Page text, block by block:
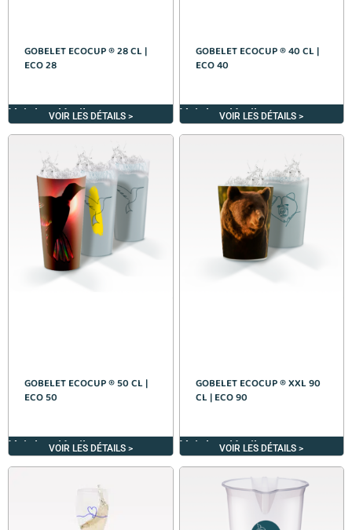
GOBELET ECOCUP ® 28 CL |
ECO 28
VOIR LES DÉTAILS >
Voir les détails >
GOBELET ECOCUP ® 40 CL |
ECO 40
VOIR LES DÉTAILS >
Voir les détails >
GOBELET ECOCUP ® 50 CL |
ECO 50
VOIR LES DÉTAILS >
Voir les détails >
GOBELET ECOCUP ® XXL 90
CL | ECO 90
VOIR LES DÉTAILS >
Voir les détails >